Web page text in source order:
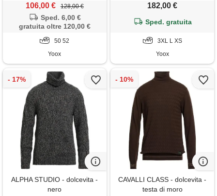
106,00 € 128,00 €
Sped. 6,00 €
gratuita oltre 120,00 €
50 52
Yoox
182,00 €
Sped. gratuita
3XL L XS
Yoox
ALPHA STUDIO - dolcevita -
nero
CAVALLI CLASS - dolcevita -
testa di moro